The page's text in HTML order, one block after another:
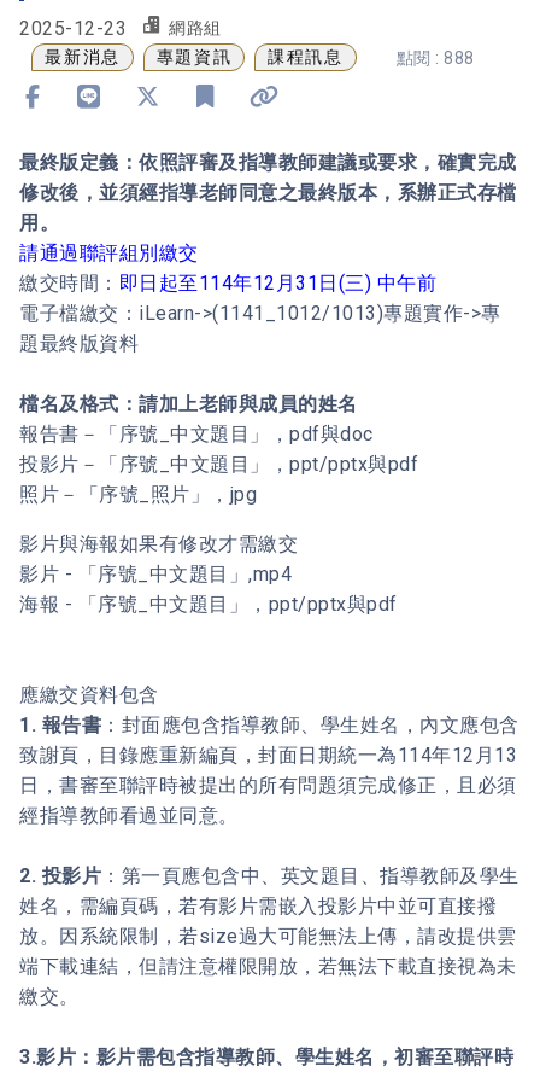
2025-12-23 網路組
最新消息 專題資訊 課程訊息 點閱 : 888
最終版定義：依照評審及指導教師建議或要求，確實完成
修改後，並須經指導老師同意之最終版本，系辦正式存檔
用。
請通過聯評組別繳交
繳交時間： 即日起至114年12月31日(三) 中午前
電子檔繳交：iLearn->(1141_1012/1013)專題實作->專
題最終版資料
檔名及格式：請加上老師與成員的姓名
報告書－「序號_中文題目」，pdf與doc
投影片－「序號_中文題目」，ppt/pptx與pdf
照片－「序號_照片」，jpg
影片與海報如果有修改才需繳交
影片 - 「序號_中文題目」,mp4
海報 - 「序號_中文題目」，ppt/pptx與pdf
應繳交資料包含
1. 報告書 ：封面應包含指導教師、學生姓名，內文應包含
致謝頁，目錄應重新編頁，封面日期統一為114年12月13
日，書審至聯評時被提出的所有問題須完成修正，且必須
經指導教師看過並同意。
2. 投影片 ：第一頁應包含中、英文題目、指導教師及學生
姓名，需編頁碼，若有影片需嵌入投影片中並可直接撥
放。因系統限制，若size過大可能無法上傳，請改提供雲
端下載連結，但請注意權限開放，若無法下載直接視為未
繳交。
3.影片：影片需包含指導教師、學生姓名，初審至聯評時